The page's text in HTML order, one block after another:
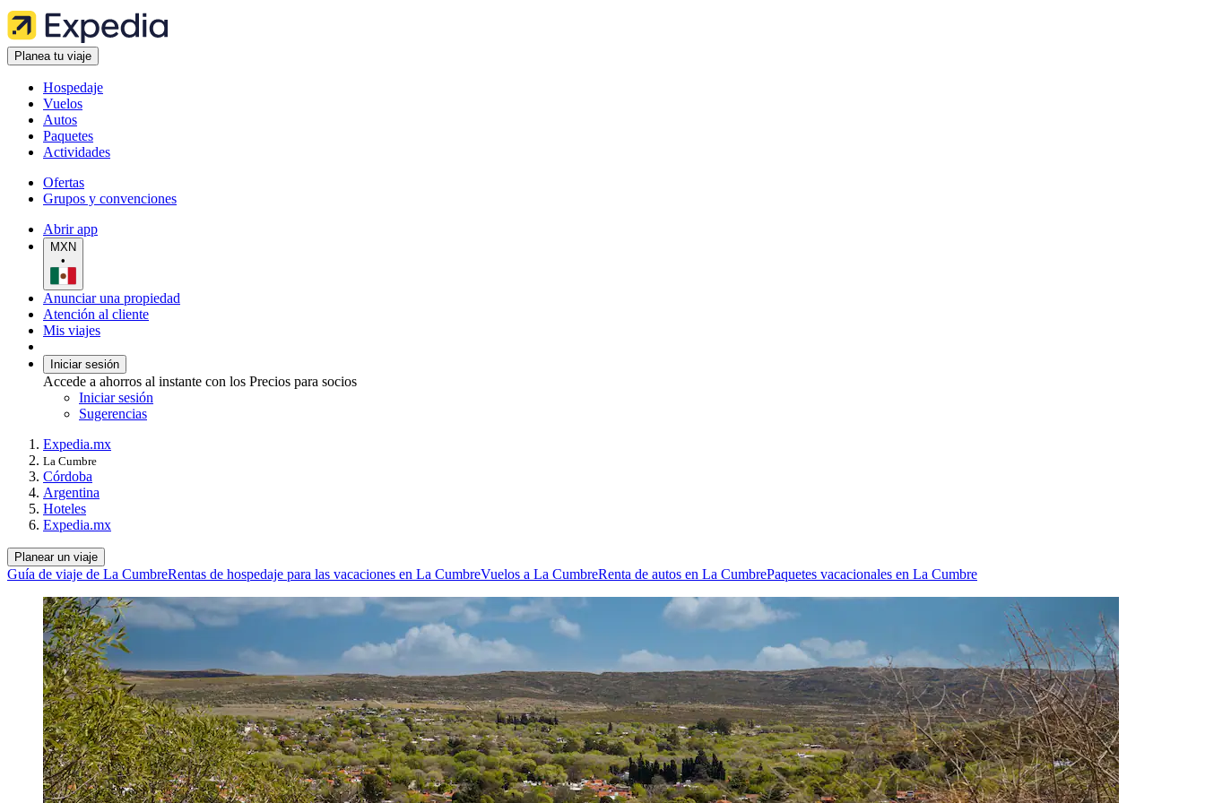
Planea tu viaje
Hospedaje
Vuelos
Autos
Paquetes
Actividades
Ofertas
Grupos y convenciones
Abrir app
MXN
•
Anunciar una propiedad
Atención al cliente
Mis viajes
Iniciar sesión
Accede a ahorros al instante con los Precios para socios
Iniciar sesión
Sugerencias
Expedia.mx
La Cumbre
Córdoba
Argentina
Hoteles
Expedia.mx
Planear un viaje
Guía de viaje de La CumbreRentas de hospedaje para las vacaciones en La CumbreVuelos a La CumbreRenta de autos en La CumbrePaquetes vacacionales en La Cumbre